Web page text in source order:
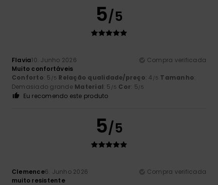
5/5
Flavia10. Junho 2026
Compra verificada
Muito confortáveis
Conforto: 5 /5 Relação qualidade/preço: 4 /5 Tamanho:
Demasiado grande Material: 5 /5 Cor: 5/5
Eu recomendo este produto
5/5
Clemence6. Junho 2026
Compra verificada
muito resistente